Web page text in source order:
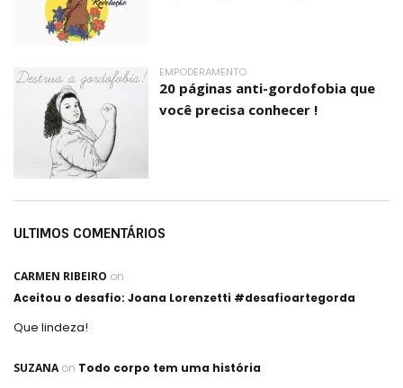
EMPODERAMENTO
20 páginas anti-gordofobia que
você precisa conhecer !
ULTIMOS COMENTÁRIOS
CARMEN RIBEIRO on
Aceitou o desafio: Joana Lorenzetti #desafioartegorda
Que lindeza!
SUZANAon Todo corpo tem uma história